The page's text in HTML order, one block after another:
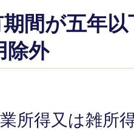
間が五年
除外
所得又は雑所